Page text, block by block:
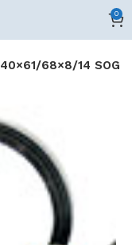
0
40×61/68×8/14 SOG